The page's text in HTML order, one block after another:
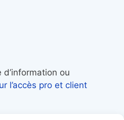
ou
l’accès pro et client